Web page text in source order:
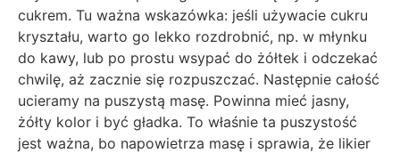
cukrem. Tu ważna wskazówka: jeśli używacie cukru
kryształu, warto go lekko rozdrobnić, np. w młynku
do kawy, lub po prostu wsypać do żółtek i odczekać
chwilę, aż zacznie się rozpuszczać. Następnie całość
ucieramy na puszystą masę. Powinna mieć jasny,
żółty kolor i być gładka. To właśnie ta puszystość
jest ważna, bo napowietrza masę i sprawia, że likier